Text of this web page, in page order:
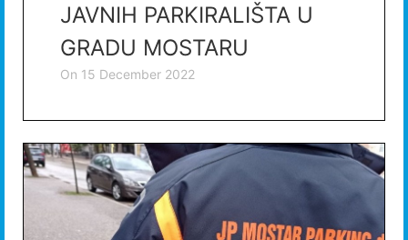
JAVNIH PARKIRALIŠTA U
GRADU MOSTARU
on 15 December 2022